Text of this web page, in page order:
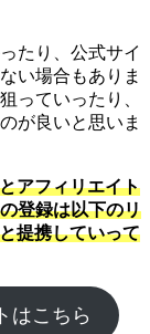
たり、公式サイ
い場合もありま
っていったり、
が良いと思いま
アフィリエイト
登録は以下のリ
提携していって
はこちら